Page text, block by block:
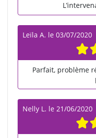
Leïla A. le 03/07/2020
Parfait, problème
Nelly L. le 21/06/2020